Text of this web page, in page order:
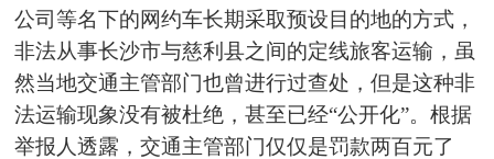
公司等名下的网约车长期采取预设目的地的方式，
非法从事长沙市与慈利县之间的定线旅客运输，虽
然当地交通主管部门也曾进行过查处，但是这种非
法运输现象没有被杜绝，甚至已经“公开化”。根据
举报人透露，交通主管部门仅仅是罚款两百元了